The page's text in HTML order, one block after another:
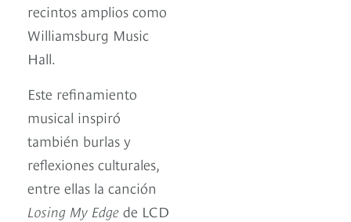
recintos amplios como
Williamsburg Music
Hall.
Este refinamiento
musical inspiró
también burlas y
reflexiones culturales,
entre ellas la canción
Losing My Edge de LCD